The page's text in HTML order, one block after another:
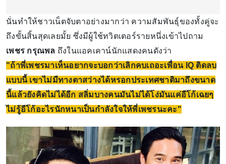
นั่นทำให้ชาวเน็ตจับตาอย่างมากว่า ความสัมพันธุ์ของทั้งคู่จะ
ถึงขั้นสิ้นสุดเลยมั้ย ซึ่งมีผู้ใช้ทวิตเตอร์รายหนึ่งเข้าไปถาม
เพชร กรุณพล ถึงในแอคเคาน์นักแสดงคนดังว่า
"ถ้าพี่เพชรมาเห็นอยากจะบอกว่าเลิกคบเถอะเพื่อน IQ ติดลบ
แบบนี้ เขาไม่มีทางตาสว่างได้หรอกประเทศชาติมาถึงขนาด
นี้แล้วยังคิดไม่ได้อีก สลิ่มบางคนมันไม่ได้โง่มันแค่อีโก้เฉยๆ
ไม่รู้อีโก้อะไรนักหนาเป็นกำลังใจให้พี่เพชรนะคะ"